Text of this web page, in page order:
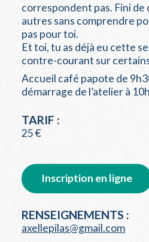
correspondent pas. Fini
autres sans comprendre
pas pour toi.
Et toi, tu as déjà eu cette
contre-courant sur
Accueil café papote de
démarrage de l’atelier à
TARIF :
25 €
Inscription en ligne
RENSEIGNEMENTS :
axellepilas@gmail.com